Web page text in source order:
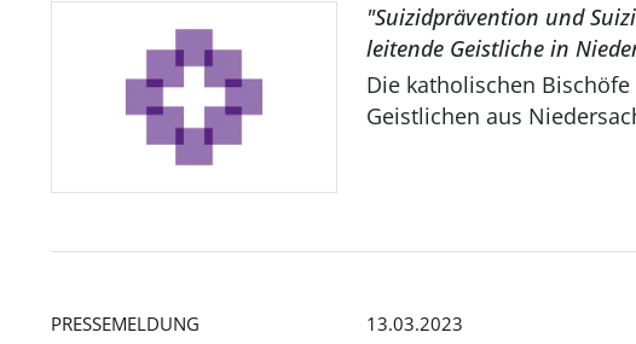
"Suizidprävention und
leitende Geistliche in
Die katholischen
Geistlichen aus
PRESSEMELDUNG 13.03.2023